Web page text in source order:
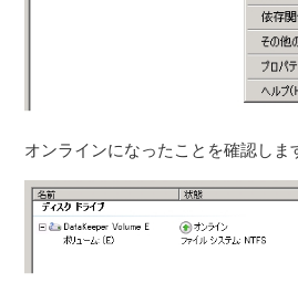
オンラインになったことを確認しま